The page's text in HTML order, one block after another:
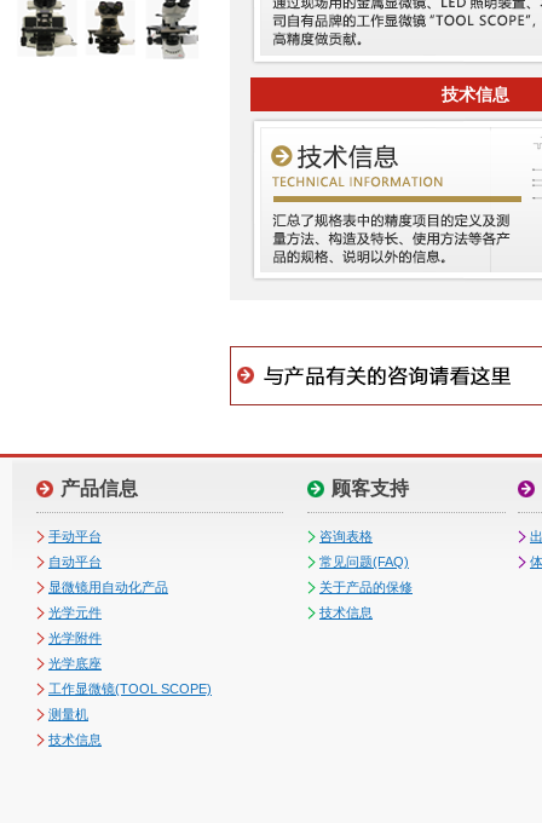
技术信息
产品信息
手动平台
自动平台
显微镜用自动化产品
光学元件
光学附件
光学底座
工作显微镜(TOOL SCOPE)
测量机
技术信息
顾客支持
咨询表格
常见问题(FAQ)
关于产品的保修
技术信息